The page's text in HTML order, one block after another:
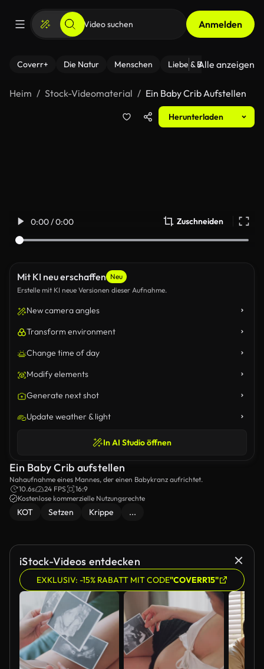
Anmelden
Coverr+ Die Natur Menschen Liebe & Beziehungen
Alle anzeigen
Heim Stock-Videomaterial Ein Baby Crib Aufstellen
Herunterladen
0:00 / 0:00 Zuschneiden
Mit KI neu erschaffen Neu
Erstelle mit KI neue Versionen dieser Aufnahme.
New camera angles
Transform environment
Change time of day
Modify elements
Generate next shot
Update weather & light
In AI Studio öffnen
Ein Baby Crib aufstellen
Nahaufnahme eines Mannes, der einen Babykranz aufrichtet.
10.6s
24 FPS
16:9
Kostenlose kommerzielle Nutzungsrechte
KOT Setzen Krippe ...
iStock-Videos entdecken
EXKLUSIV: -15% RABATT MIT CODE"COVERR15"